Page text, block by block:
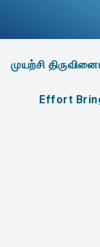
முயற்சி
Effort